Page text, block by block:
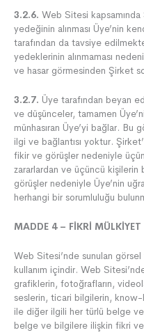
3.2.6. Web Sitesi kapsamında
yedeğinin alınması Üye’nin
tarafından da tavsiye
yedeklerinin alınmaması
ve hasar görmesinden Şirket
3.2.7. Üye tarafından beyan
ve düşünceler, tamamen
münhasıran Üye’yi bağlar.
ilgi ve bağlantısı yoktur.
fikir ve görüşler nedeniyle
zararlardan ve üçüncü
görüşler nedeniyle Üye’nin
herhangi bir sorumluluğu
MADDE 4 – FİKRİ MÜLKİYET
Web Sitesi’nde sunulan
kullanım içindir. Web
grafiklerin, fotoğrafların,
seslerin, ticari bilgilerin,
ile diğer ilgili her türlü belge ve
belge ve bilgilere ilişkin fikri ve